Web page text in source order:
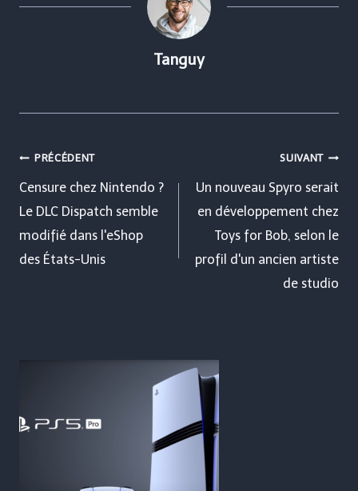
Tanguy
Navigation
de
l’article
PRÉCÉDENT
Censure chez Nintendo ?
Le DLC Dispatch semble
modifié dans l'eShop
des États-Unis
SUIVANT
Un nouveau Spyro serait
en développement chez
Toys for Bob, selon le
profil d'un ancien artiste
de studio